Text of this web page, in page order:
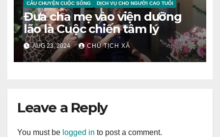
CÂU CHUYỆN CUỘC SỐNG DỊCH VỤ CHO NGƯỜI CAO TUỔI
Đưa cha mẹ vào viện dưỡng
lão là Cuộc chiến tâm lý
AUG 23, 2024 CHỦ TỊCH XÃ
Leave a Reply
You must be logged in to post a comment.